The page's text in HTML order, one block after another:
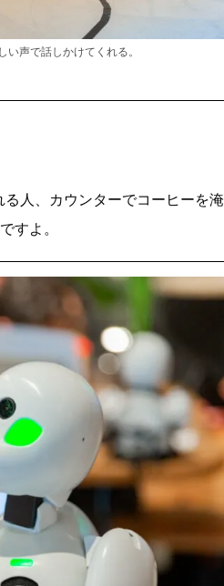
声で話しかけてくれる。
人、カウンターでコーヒーを淹
すよ。